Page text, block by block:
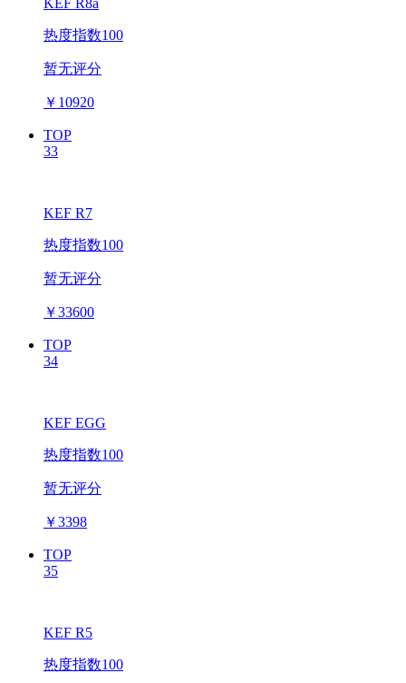
热度指数100
暂无评分
￥ 10920
TOP
33
KEF R7
热度指数100
暂无评分
￥33600
TOP
34
KEF EGG
热度指数100
暂无评分
￥3398
TOP
35
KEF R5
热度指数100